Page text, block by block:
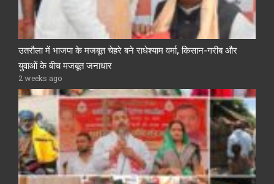
उतरौला में भाजपा के मजबूत चेहरे बने राधेश्याम वर्मा, किसान-गरीब और
युवाओं के बीच मजबूत जनाधार
2 weeks ago